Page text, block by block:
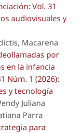
Vol. 31
audiovisuales y
Macarena
por
en la infancia
Núm. 1 (2026):
y tecnología
Juliana
Parra
para